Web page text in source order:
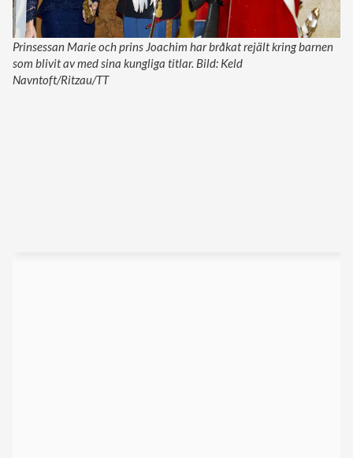
Prinsessan Marie och prins Joachim har bråkat rejält kring barnen
som blivit av med sina kungliga titlar. Bild: Keld
Navntoft/Ritzau/TT